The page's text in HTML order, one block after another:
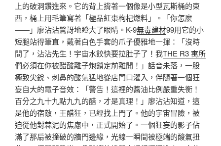
上的破洞鑽進來。它的背上揹著一個像是小型瓦斯桶的東
西，桶上用毛筆寫著「極品紅棗枸杞燃料」。「你怎麼
——」廖沾沾驚訝地瞪大了眼睛。K-9無毒建材99用它的小
短腿站得筆直，戴著白色手套的爪子優雅地一揮：「沒時
間了，沾沾先生！宇宙水餃快要拉肚子了！我THE R3 寓所
們必須在你被醋酸離子炮鎖定前離開！」話音未落，一股
極致尖銳、刺鼻的酸氣猛地從店門口灌入，伴隨著一個狂
妄自大的電子音效：「警告！這裡的醬油比例嚴重失衡！
百分之九十九點九九的醋，才是真理！」廖沾沾知道，這
是他的宿敵，王醋狂，已經找上門了。他的宇宙冒險，被
迫從他對蒜泥的焦慮中，正式開始了。一個狂妄的影子佔
滿了那扇被撞破的牆門邊緣，光線一瞬間被極端的酸氣扭